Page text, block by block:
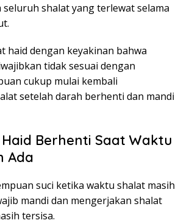
shalat yang terlewat selama
haid dengan keyakinan bahwa
tidak sesuai dengan
cukup mulai kembali
setelah darah berhenti dan mandi
Berhenti Saat Waktu
Ada
suci ketika waktu shalat masih
mandi dan mengerjakan shalat
tersisa.